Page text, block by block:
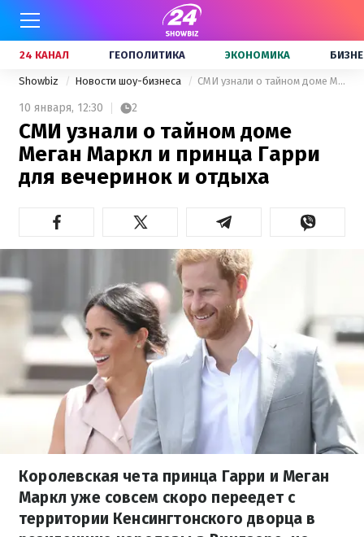
24 КАНАЛ ГЕОПОЛИТИКА ЭКОНОМИКА
Showbiz Новости шоу-бизнеса СМИ узнали о тайном доме Меган Маркл и принца Гарри для вечеринок и отдыха
10 января, 12:30 2
СМИ узнали о тайном доме
Меган Маркл и принца Гарри
для вечеринок и отдыха
Королевская чета принца Гарри и Меган
Маркл уже совсем скоро переедет с
территории Кенсингтонского дворца в